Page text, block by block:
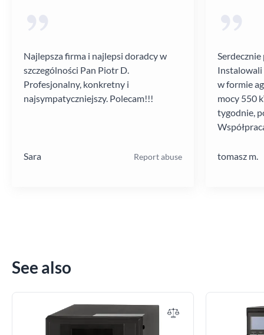
Najlepsza firma i najlepsi doradcy w
szczególności Pan Piotr D.
Profesjonalny, konkretny i
najsympatyczniejszy. Polecam!!!
Sara Report abuse
Instalowali
w formie
mocy 550
tygodnie,
tomasz m.
See also